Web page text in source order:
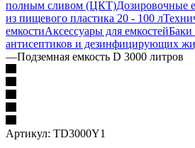
полным сливом (ЦКТ)Дозировочные
из пищевого пластика 20 - 100 л
емкостиАксессуары для емкостейБаки
антисептиков и дезинфицирующих
—Подземная емкость D 3000 литров
Артикул: TD3000Y1